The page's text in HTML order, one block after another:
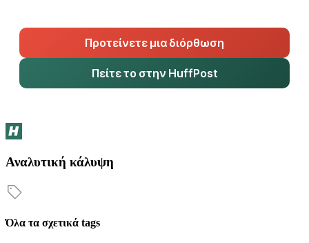
Προτείνετε μια διόρθωση
Πείτε το στην HuffPost
Αναλυτική κάλυψη
Όλα τα σχετικά tags